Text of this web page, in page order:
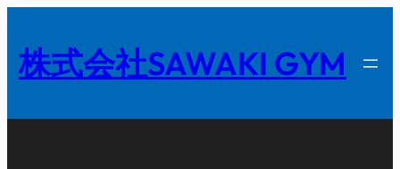
を
キ
株式会社SAWAKI GYM